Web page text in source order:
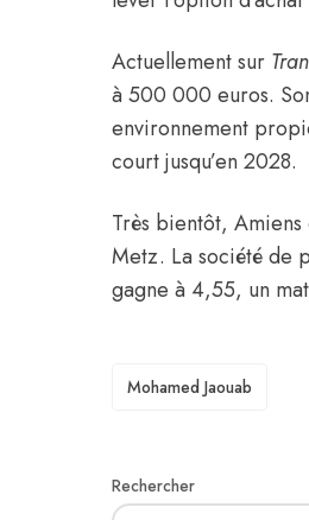
Actuellement sur
à 500 000 euros.
environnement
court jusqu’en 2028.
Très bientôt,
Metz. La société de
gagne à 4,55, un
TAGS
Mohamed Jaouab
Rechercher